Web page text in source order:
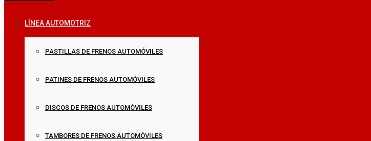
LÍNEA AUTOMOTRIZ
PASTILLAS DE FRENOS AUTOMÓVILES
PATINES DE FRENOS AUTOMÓVILES
DISCOS DE FRENOS AUTOMÓVILES
TAMBORES DE FRENOS AUTOMÓVILES